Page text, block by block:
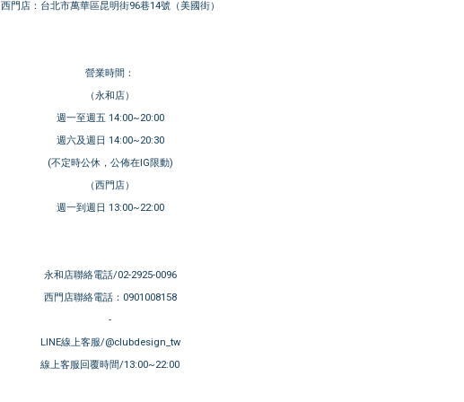
西門店：台北市萬華區昆明街96巷14號（美國街）
營業時間：
（永和店）
週一至週五 14:00~20:00
週六及週日 14:00~20:30
(不定時公休，公佈在IG限動)
（西門店）
週一到週日 13:00~22:00
永和店聯絡電話/02-2925-0096
西門店聯絡電話：0901008158
-
LINE線上客服/@clubdesign_tw
線上客服回覆時間/13:00~22:00